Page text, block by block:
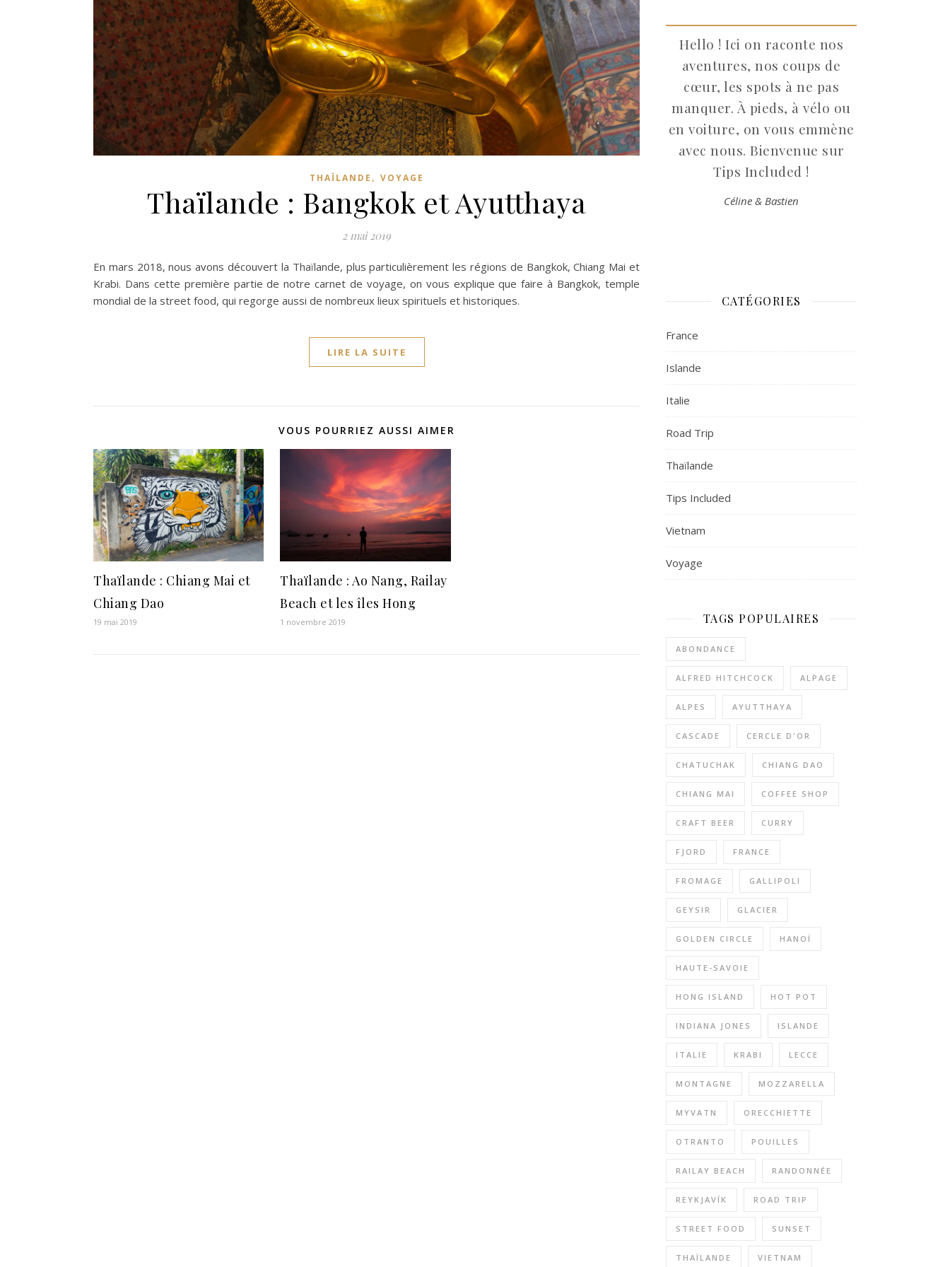
THAÏLANDE , VOYAGE
Thaïlande : Bangkok et Ayutthaya
2 mai 2019
En mars 2018, nous avons découvert la Thaïlande, plus particulièrement les régions de Bangkok, Chiang Mai et
Krabi. Dans cette première partie de notre carnet de voyage, on vous explique que faire à Bangkok, temple
mondial de la street food, qui regorge aussi de nombreux lieux spirituels et historiques.
LIRE LA SUITE
VOUS POURRIEZ AUSSI AIMER
Thaïlande : Chiang Mai et
Chiang Dao
19 mai 2019
Thaïlande : Ao Nang, Railay
Beach et les îles Hong
1 novembre 2019
Hello ! Ici on raconte nos
aventures, nos coups de
cœur, les spots à ne pas
manquer. À pieds, à vélo ou
en voiture, on vous emmène
avec nous. Bienvenue sur
Tips Included !
Céline & Bastien
CATÉGORIES
France
Islande
Italie
Road Trip
Thaïlande
Tips Included
Vietnam
Voyage
TAGS POPULAIRES
ABONDANCE
ALFRED HITCHCOCK ALPAGE
ALPES AYUTTHAYA
CASCADE CERCLE D'OR
CHATUCHAK CHIANG DAO
CHIANG MAI COFFEE SHOP
CRAFT BEER CURRY
FJORD FRANCE
FROMAGE GALLIPOLI
GEYSIR GLACIER
GOLDEN CIRCLE HANOÏ
HAUTE-SAVOIE
HONG ISLAND HOT POT
INDIANA JONES ISLANDE
ITALIE KRABI LECCE
MONTAGNE MOZZARELLA
MYVATN ORECCHIETTE
OTRANTO POUILLES
RAILAY BEACH RANDONNÉE
REYKJAVÍK ROAD TRIP
STREET FOOD SUNSET
THAÏLANDE VIETNAM